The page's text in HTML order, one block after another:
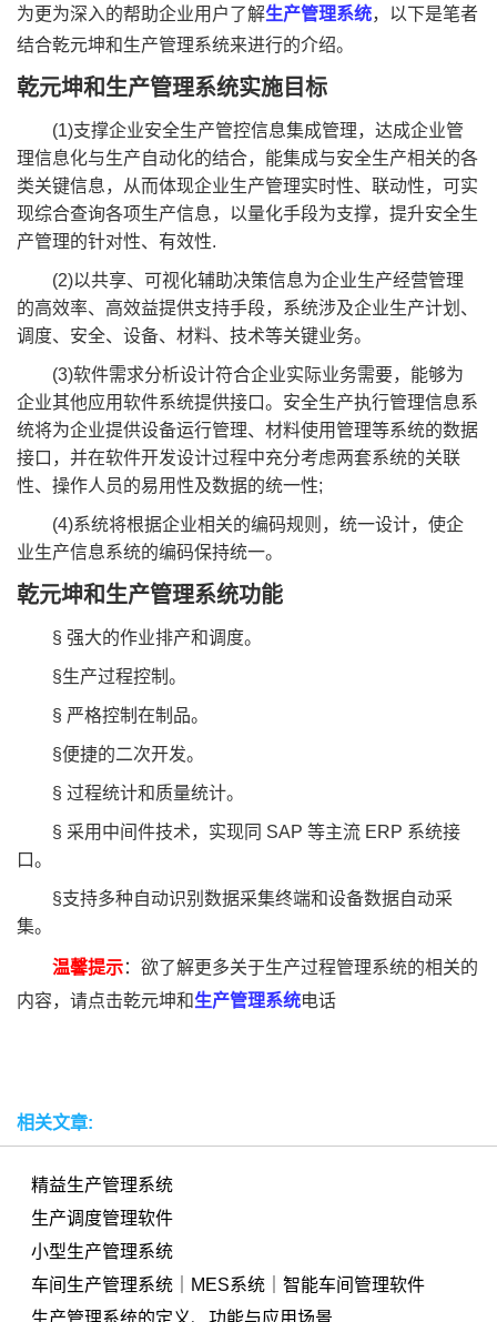
为更为深入的帮助企业用户了解生产管理系统，以下是笔者
结合乾元坤和生产管理系统来进行的介绍。
乾元坤和生产管理系统实施目标
(1)支撑企业安全生产管控信息集成管理，达成企业管
理信息化与生产自动化的结合，能集成与安全生产相关的各
类关键信息，从而体现企业生产管理实时性、联动性，可实
现综合查询各项生产信息，以量化手段为支撑，提升安全生
产管理的针对性、有效性.
(2)以共享、可视化辅助决策信息为企业生产经营管理
的高效率、高效益提供支持手段，系统涉及企业生产计划、
调度、安全、设备、材料、技术等关键业务。
(3)软件需求分析设计符合企业实际业务需要，能够为
企业其他应用软件系统提供接口。安全生产执行管理信息系
统将为企业提供设备运行管理、材料使用管理等系统的数据
接口，并在软件开发设计过程中充分考虑两套系统的关联
性、操作人员的易用性及数据的统一性;
(4)系统将根据企业相关的编码规则，统一设计，使企
业生产信息系统的编码保持统一。
乾元坤和生产管理系统功能
§ 强大的作业排产和调度。
§生产过程控制。
§ 严格控制在制品。
§便捷的二次开发。
§ 过程统计和质量统计。
§ 采用中间件技术，实现同 SAP 等主流 ERP 系统接
口。
§支持多种自动识别数据采集终端和设备数据自动采
集。
温馨提示：欲了解更多关于生产过程管理系统的相关的
内容，请点击乾元坤和生产管理系统电话
相关文章:
精益生产管理系统
生产调度管理软件
小型生产管理系统
车间生产管理系统｜MES系统｜智能车间管理软件
生产管理系统的定义、功能与应用场景